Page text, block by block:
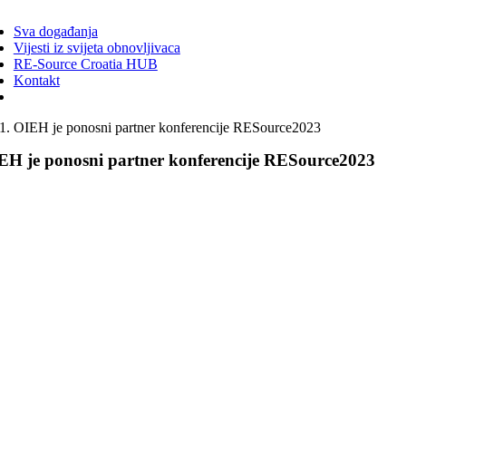
Sva događanja
Vijesti iz svijeta obnovljivaca
RE-Source Croatia HUB
Kontakt
OIEH je ponosni partner konferencije RESource2023
je ponosni partner konferencije RESource2023